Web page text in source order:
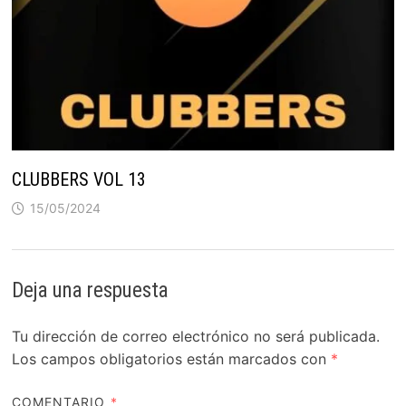
CLUBBERS VOL 13
15/05/2024
Deja una respuesta
Tu dirección de correo electrónico no será publicada.
Los campos obligatorios están marcados con *
COMENTARIO *